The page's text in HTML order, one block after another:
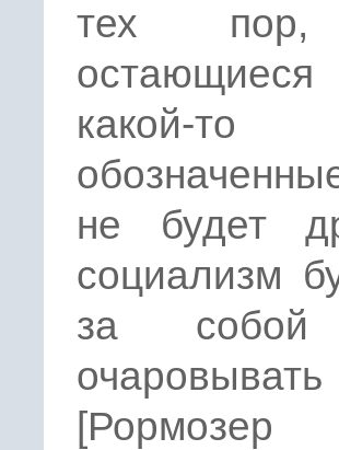
тех
не будет
социализм
за собой